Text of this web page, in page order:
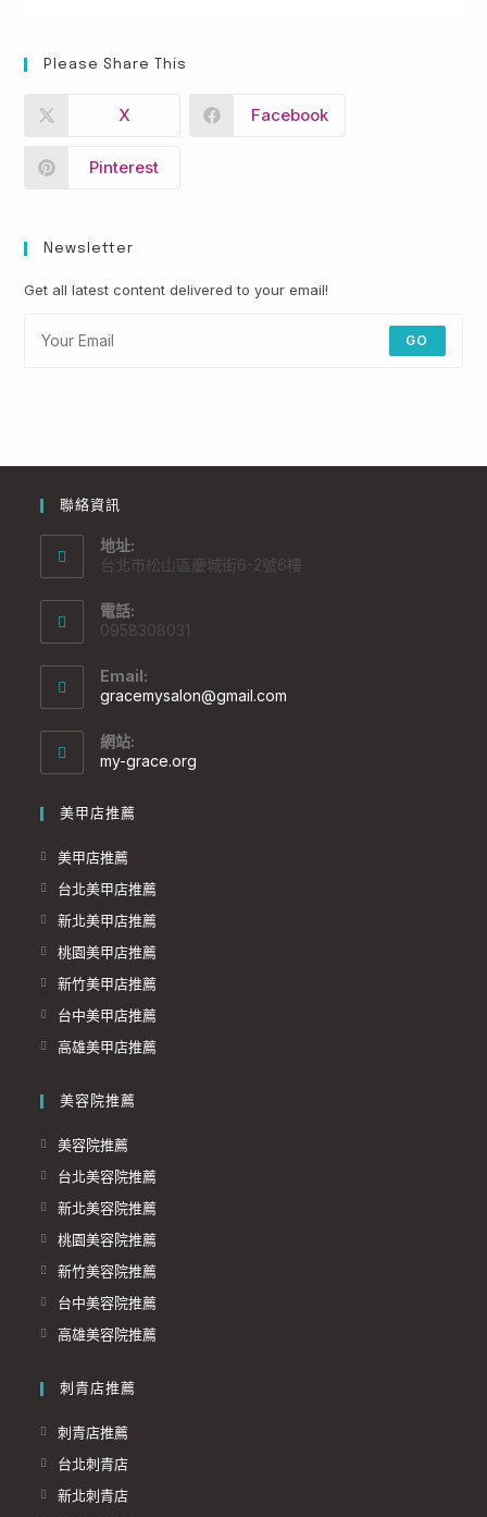
Please Share This
X Facebook
Pinterest
Newsletter
Get all latest content delivered to your email!
GO
聯絡資訊
地址:
台北市松山區慶城街6-2號6樓
電話:
0958308031
Email:
gracemysalon@gmail.com
網站:
my-grace.org
美甲店推薦
美甲店推薦
台北美甲店推薦
新北美甲店推薦
桃園美甲店推薦
新竹美甲店推薦
台中美甲店推薦
高雄美甲店推薦
美容院推薦
美容院推薦
台北美容院推薦
新北美容院推薦
桃園美容院推薦
新竹美容院推薦
台中美容院推薦
高雄美容院推薦
刺青店推薦
刺青店推薦
台北刺青店
新北刺青店